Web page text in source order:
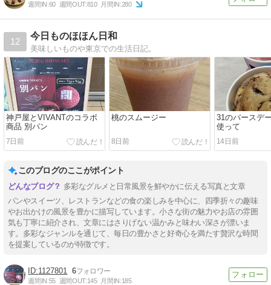
週間IN:60 週間OUT:810 月間IN:280
12
今日ものほほん日和
美味しいものや東京での生活日記。
神戸屋とVIVANTのコラボ
商品 別パン
7日前
桃のスムージー
8日前
31のバースデ
使って
14日前
このブログのここがポイント
多彩なグルメと日常風景を鮮やかに伝える写真と文章
パンやスイーツ、レストランなどの食の楽しみを中心に、四季折々の趣味
やお出かけの風景を豊かに描写しています。小さな街の魅力やお店の雰囲
気も丁寧に紹介され、文章にはさりげない温かみと味わい深さが漂いま
す。多彩なジャンルを通じて、毎日の豊かさと好奇心を満たす贅沢な時間
を提案しているのが特徴です。
1127801 6
週間IN:55 週間OUT:145 月間IN:185